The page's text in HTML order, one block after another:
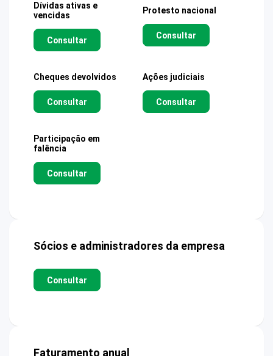
Dívidas ativas e
vencidas
Consultar
Protesto nacional
Consultar
Cheques devolvidos
Consultar
Ações judiciais
Consultar
Participação em
falência
Consultar
Sócios e administradores da empresa
Consultar
Faturamento anual